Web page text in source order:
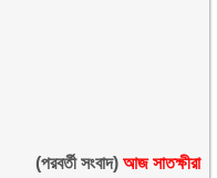
(পরবর্তী সংবাদ) আজ সাতক্ষীরা